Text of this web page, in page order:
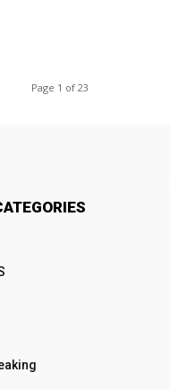
Page 1 of 23